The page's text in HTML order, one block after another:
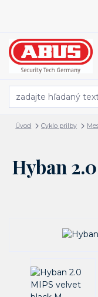
Úvod Cyklo prilby
Hyban